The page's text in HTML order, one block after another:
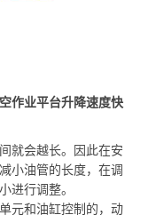
作业平台升降速度快
就会越长。因此在安
小油管的长度，在调
进行调整。
元和油缸控制的，动